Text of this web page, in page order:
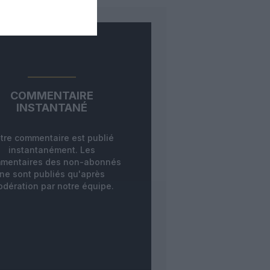
COMMENTAIRE
INSTANTANÉ
commentaire est publié
instantanément. Les
des non-abonnés
ne sont publiés qu'après
par notre équipe.